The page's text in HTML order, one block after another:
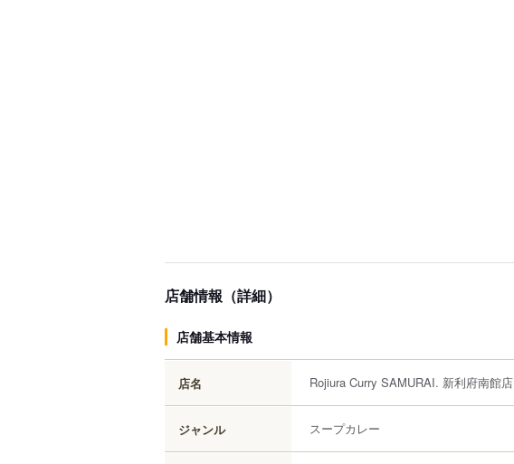
店舗情報（詳細）
店舗基本情報
店名 Rojiura Curry SAMURAI. 新利府南館店
ジャンル スープカレー